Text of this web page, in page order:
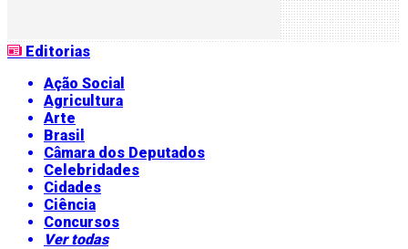
Editorias
Ação Social
Agricultura
Arte
Brasil
Câmara dos Deputados
Celebridades
Cidades
Ciência
Concursos
Ver todas